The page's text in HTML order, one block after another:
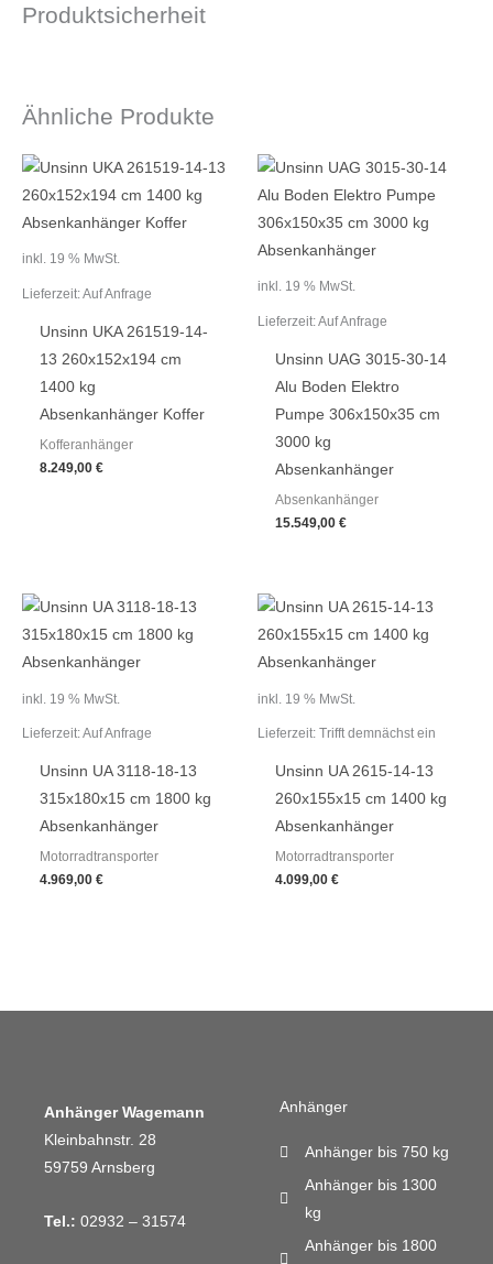
Produktsicherheit
Ähnliche Produkte
inkl. 19 % MwSt.
Lieferzeit:Auf Anfrage
Unsinn UKA 261519-14-
13 260x152x194 cm
1400 kg
Absenkanhänger Koffer
Kofferanhänger
8.249,00€
inkl. 19 % MwSt.
Lieferzeit:Auf Anfrage
Unsinn UAG 3015-30-14
Alu Boden Elektro
Pumpe 306x150x35 cm
3000 kg
Absenkanhänger
Absenkanhänger
15.549,00€
inkl. 19 % MwSt.
Lieferzeit:Auf Anfrage
Unsinn UA 3118-18-13
315x180x15 cm 1800 kg
Absenkanhänger
Motorradtransporter
4.969,00€
inkl. 19 % MwSt.
Lieferzeit: Trifft demnächst ein
Unsinn UA 2615-14-13
260x155x15 cm 1400 kg
Absenkanhänger
Motorradtransporter
4.099,00€
Anhänger Wagemann
Kleinbahnstr. 28
59759 Arnsberg
Tel.: 02932 – 31574
Anhänger
Anhänger bis 750 kg
Anhänger bis 1300
kg
Anhänger bis 1800